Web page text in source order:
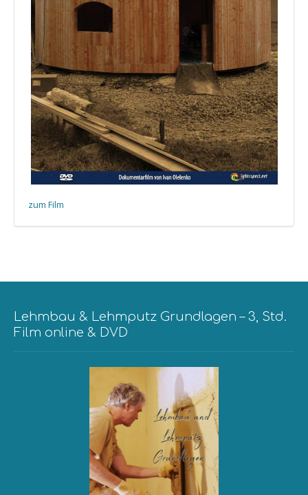
zum Film
Lehmbau & Lehmputz Grundlagen – 3, Std.
Film online & DVD